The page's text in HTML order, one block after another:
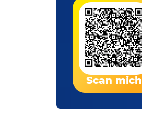
Scan mich